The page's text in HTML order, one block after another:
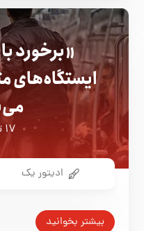
«برخورد
ایستگاه‌های
۱۷ تیر ۱۳۹۸
ادیتور یک
بیشتر بخوانید